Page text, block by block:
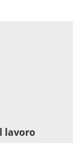
lavoro